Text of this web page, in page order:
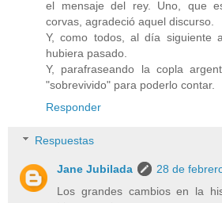
el mensaje del rey. Uno, que
corvas, agradeció aquel discurso.
Y, como todos, al día siguiente
hubiera pasado.
Y, parafraseando la copla
"sobrevivido" para poderlo contar.
Responder
Respuestas
Jane Jubilada
28 de
Los grandes cambios en la